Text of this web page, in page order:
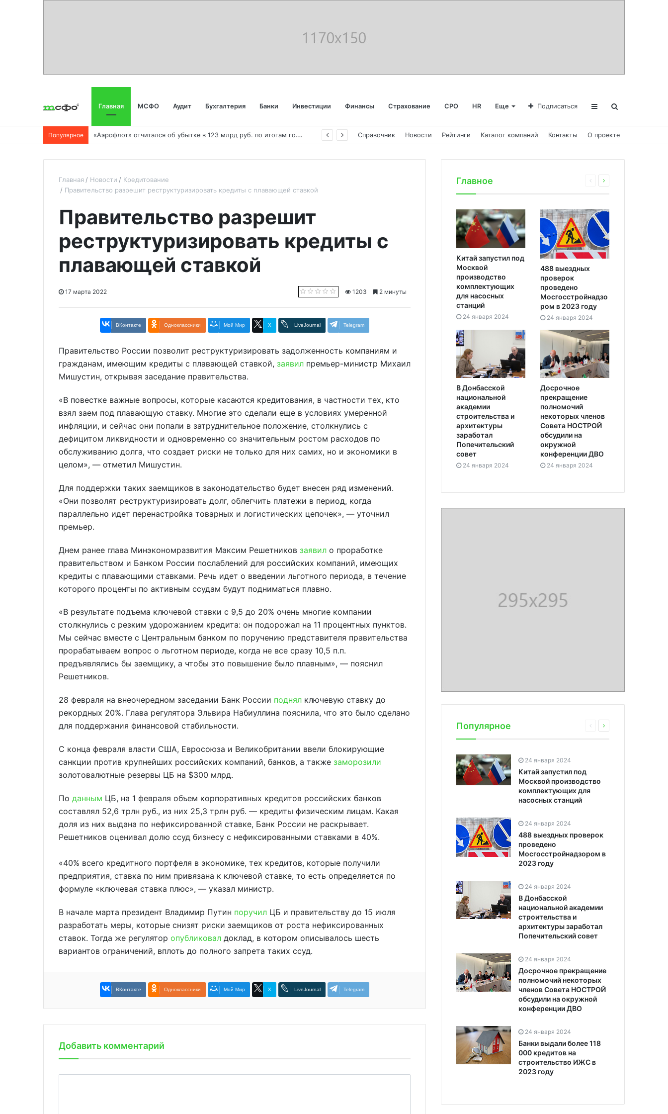
Главная МСФО Аудит Бухгалтерия Банки Инвестиции Финансы Страхование СРО HR Еще Подписаться
Популярное «
Аэрофлот» отчитался об убытке в 123 млрд руб. по итогам года пандемии Справочник Новости Рейтинги Каталог компаний Контакты О проекте
Главная Новости
Кредитование
Правительство разрешит реструктуризировать кредиты с плавающей ставкой
Правительство разрешит
реструктуризировать кредиты с
плавающей ставкой
17 марта 2022 1203 2 минуты
ВКонтакте Одноклассники Мой Мир X LiveJournal Telegram
Правительство России позволит реструктуризировать задолженность компаниям и
гражданам, имеющим кредиты с плавающей ставкой, заявил премьер-министр Михаил
Мишустин, открывая заседание правительства.
«В повестке важные вопросы, которые касаются кредитования, в частности тех, кто
взял заем под плавающую ставку. Многие это сделали еще в условиях умеренной
инфляции, и сейчас они попали в затруднительное положение, столкнулись с
дефицитом ликвидности и одновременно со значительным ростом расходов по
обслуживанию долга, что создает риски не только для них самих, но и экономики в
целом», — отметил Мишустин.
Для поддержки таких заемщиков в законодательство будет внесен ряд изменений.
«Они позволят реструктуризировать долг, облегчить платежи в период, когда
параллельно идет перенастройка товарных и логистических цепочек», — уточнил
премьер.
Днем ранее глава Минэкономразвития Максим Решетников заявил о проработке
правительством и Банком России послаблений для российских компаний, имеющих
кредиты с плавающими ставками. Речь идет о введении льготного периода, в течение
которого проценты по активным ссудам будут подниматься плавно.
«В результате подъема ключевой ставки с 9,5 до 20% очень многие компании
столкнулись с резким удорожанием кредита: он подорожал на 11 процентных пунктов.
Мы сейчас вместе с Центральным банком по поручению представителя правительства
прорабатываем вопрос о льготном периоде, когда не все сразу 10,5 п.п.
предъявлялись бы заемщику, а чтобы это повышение было плавным», — пояснил
Решетников.
28 февраля на внеочередном заседании Банк России поднял ключевую ставку до
рекордных 20%. Глава регулятора Эльвира Набиуллина пояснила, что это было сделано
для поддержания финансовой стабильности.
С конца февраля власти США, Евросоюза и Великобритании ввели блокирующие
санкции против крупнейших российских компаний, банков, а также заморозили
золотовалютные резервы ЦБ на $300 млрд.
По данным ЦБ, на 1 февраля объем корпоративных кредитов российских банков
составлял 52,6 трлн руб., из них 25,3 трлн руб. — кредиты физическим лицам. Какая
доля из них выдана по нефиксированной ставке, Банк России не раскрывает.
Решетников оценивал долю ссуд бизнесу с нефиксированными ставками в 40%.
«40% всего кредитного портфеля в экономике, тех кредитов, которые получили
предприятия, ставка по ним привязана к ключевой ставке, то есть определяется по
формуле «ключевая ставка плюс», — указал министр.
В начале марта президент Владимир Путин поручил ЦБ и правительству до 15 июля
разработать меры, которые снизят риски заемщиков от роста нефиксированных
ставок. Тогда же регулятор опубликовал доклад, в котором описывалось шесть
вариантов ограничений, вплоть до полного запрета таких ссуд.
ВКонтакте Одноклассники Мой Мир X LiveJournal Telegram
Добавить комментарий
Главное
Китай запустил под
Москвой
производство
комплектующих
для насосных
станций
24 января 2024
488 выездных
проверок
проведено
Мосгосстройнадзо
ром в 2023 году
24 января 2024
В Донбасской
национальной
академии
строительства и
архитектуры
заработал
Попечительский
совет
24 января 2024
Досрочное
прекращение
полномочий
некоторых членов
Совета НОСТРОЙ
обсудили на
окружной
конференции ДВО
24 января 2024
Популярное
24 января 2024
Китай запустил под
Москвой производство
комплектующих для
насосных станций
24 января 2024
488 выездных проверок
проведено
Мосгосстройнадзором в
2023 году
24 января 2024
В Донбасской
национальной академии
строительства и
архитектуры заработал
Попечительский совет
24 января 2024
Досрочное прекращение
полномочий некоторых
членов Совета НОСТРОЙ
обсудили на окружной
конференции ДВО
24 января 2024
Банки выдали более 118
000 кредитов на
строительство ИЖС в
2023 году